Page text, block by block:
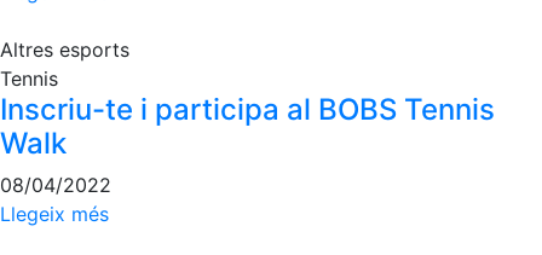
Patrocini
Patrocinadors
Avantatges
Publicitat a la
Altres esports
Tennis
Inscriu-te i participa al BOBS Tennis
Walk
08/04/2022
Llegeix més